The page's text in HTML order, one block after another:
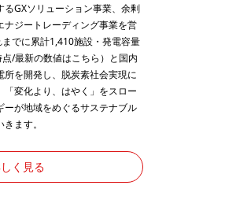
GXソリューション事業、余剰
ナジートレーディング事業を営
でに累計1,410施設・発電容量
/最新の数値はこちら ）と国内
所を開発し、脱炭素社会実現に
変化より、はやく」をスロー
ーが地域をめぐるサステナブル
ます。
く見る